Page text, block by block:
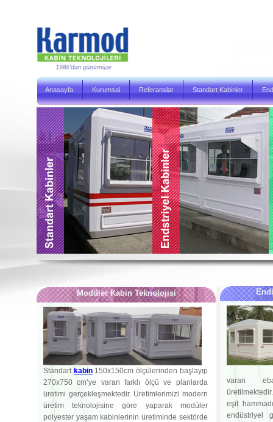
Anasayfa Kurumsal Referanslar Standart Kabinler
Modüler Kabin Teknolojisi
Standart kabin150x150cm ölçülerinden başlayıp
270x750 cm’ye varan farklı ölçü ve planlarda
üretimi gerçekleşmektedir. Üretimlerimizi modern
üretim teknolojisine göre yaparak modüler
polyester yaşam kabinlerinin üretiminde sektörde
varan
eşit
endüstriyel